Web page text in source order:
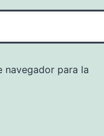
navegador para la